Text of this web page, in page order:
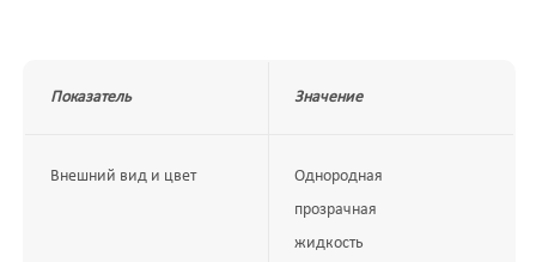
Показатель Значение
Внешний вид и цвет
Однородная
прозрачная
жидкость